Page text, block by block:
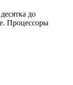
до
Процессоры